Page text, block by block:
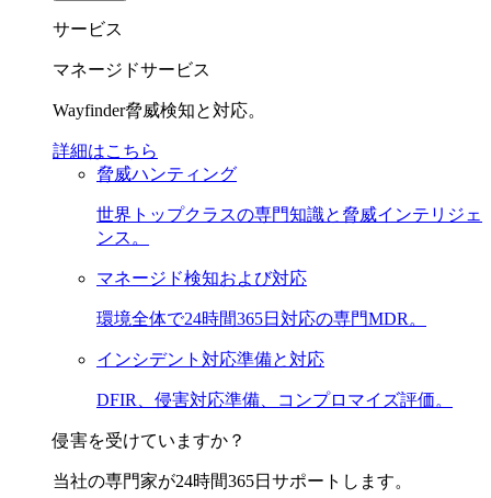
サービス
マネージドサービス
Wayfinder脅威検知と対応。
詳細はこちら
脅威ハンティング
世界トップクラスの専門知識と脅威インテリジェ
ンス。
マネージド検知および対応
環境全体で24時間365日対応の専門MDR。
インシデント対応準備と対応
DFIR、侵害対応準備、コンプロマイズ評価。
侵害を受けていますか？
当社の専門家が24時間365日サポートします。